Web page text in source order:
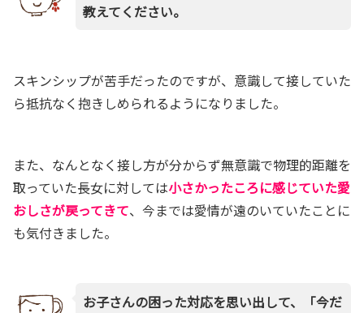
教えてください。
スキンシップが苦手だったのですが、意識して接していた
ら抵抗なく抱きしめられるようになりました。
また、なんとなく接し方が分からず無意識で物理的距離を
取っていた長女に対しては小さかったころに感じていた愛
おしさが戻ってきて、今までは愛情が遠のいていたことに
も気付きました。
お子さんの困った対応を思い出して、
「今だ